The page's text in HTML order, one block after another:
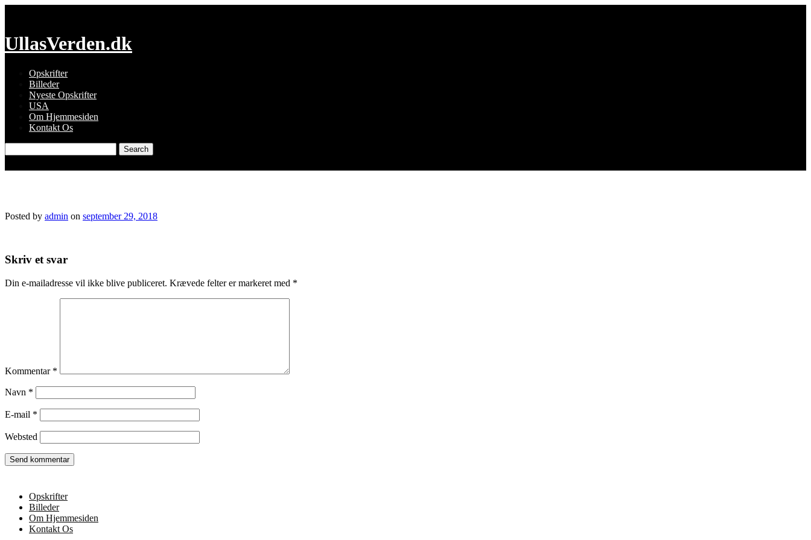
UllasVerden.dk
Opskrifter
Billeder
Nyeste Opskrifter
USA
Om Hjemmesiden
Kontakt Os
for:
Posted by admin on september 29, 2018
Skriv et svar
Din e-mailadresse vil ikke blive publiceret. Krævede felter er markeret med *
Kommentar *
Navn *
E-mail *
Websted
Opskrifter
Billeder
Om Hjemmesiden
Kontakt Os